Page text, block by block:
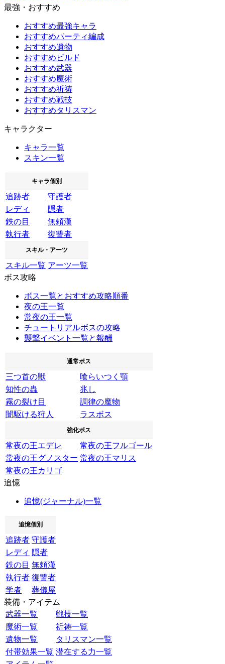
最強・おすすめ
おすすめ最強キャラ
おすすめパーティ編成
おすすめ遺物
おすすめビルド
おすすめ武器
おすすめ魔術
おすすめ祈祷
おすすめ戦技
おすすめタリスマン
キャラクター
キャラ一覧
スキン一覧
キャラ個別
追跡者
守護者
レディ
隠者
鉄の目
無頼漢
執行者
復讐者
スキル・アーツ
スキル一覧 アーツ一覧
ボス攻略
ボス一覧とおすすめ攻略順番
夜の王一覧
常夜の王一覧
チュートリアルボスの攻略
襲撃イベント一覧と報酬
通常ボス
三つ首の獣
喰らいつく顎
知性の蟲
兆し
霧の裂け目
調律の魔物
闇駆ける狩人
ラスボス
強化ボス
常夜の王エデレ
常夜の王フルゴール
常夜の王グノスター 常夜の王マリス
常夜の王カリゴ
追憶
追憶(ジャーナル)一覧
追憶個別
追跡者 守護者
レディ 隠者
鉄の目 無頼漢
執行者 復讐者
学者
葬儀屋
装備・アイテム
武器一覧
戦技一覧
魔術一覧
祈祷一覧
遺物一覧
タリスマン一覧
付帯効果一覧 潜在する力一覧